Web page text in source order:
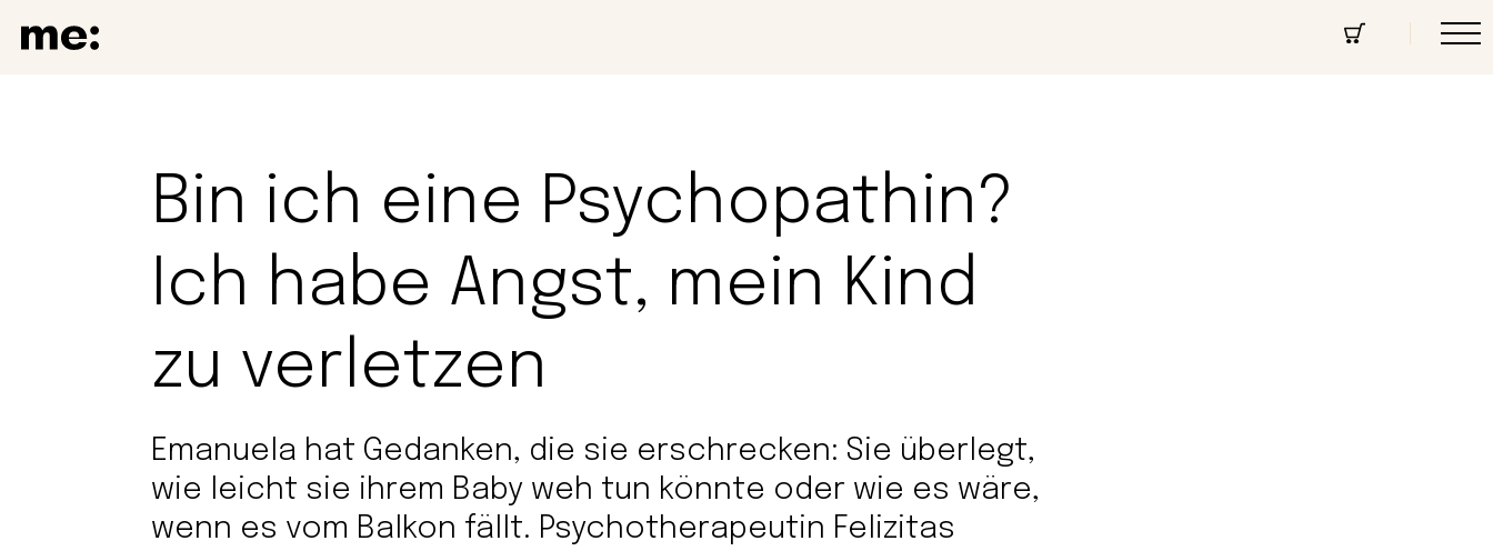
Community
Bin ich eine Psychopathin?
Ich habe Angst, mein Kind
zu verletzen
Emanuela hat Gedanken, die sie erschrecken: Sie überlegt,
wie leicht sie ihrem Baby weh tun könnte oder wie es wäre,
wenn es vom Balkon fällt. Psychotherapeutin Felizitas